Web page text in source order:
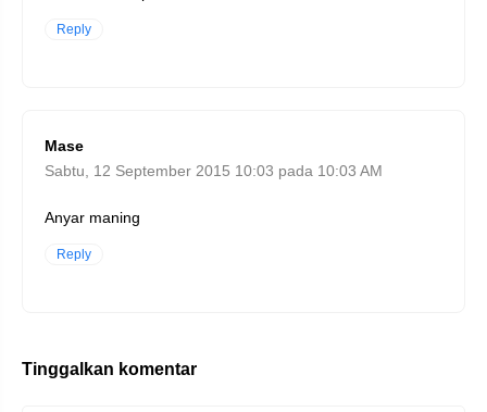
Reply
Mase
Sabtu, 12 September 2015 10:03 pada 10:03 AM
Anyar maning
Reply
Tinggalkan komentar